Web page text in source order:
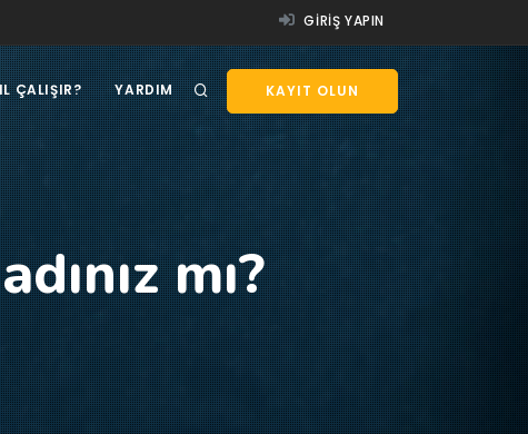
GIRIŞ YAPIN
KAYIT OLUN
ÇALIŞIR? YARDIM
mı?